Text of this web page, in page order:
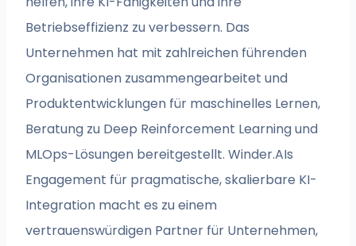
Betriebseffizienz zu verbessern. Das
Unternehmen hat mit zahlreichen führenden
Organisationen zusammengearbeitet und
Produktentwicklungen für maschinelles Lernen,
Beratung zu Deep Reinforcement Learning und
MLOps-Lösungen bereitgestellt. Winder.AIs
Engagement für pragmatische, skalierbare KI-
Integration macht es zu einem
vertrauenswürdigen Partner für Unternehmen,